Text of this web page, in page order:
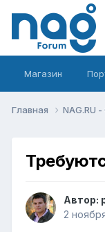
Магазин
Главная NAG.RU
Автор:
2